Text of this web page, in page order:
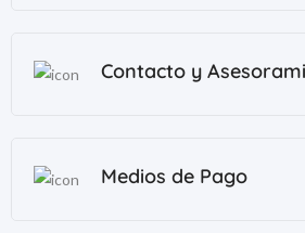
Contacto y
Medios de Pago